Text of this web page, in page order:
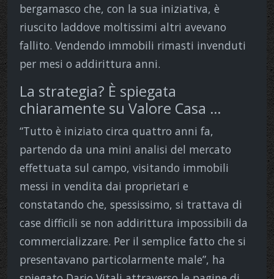
bergamasco che, con la sua iniziativa, è
riuscito laddove moltissimi altri avevano
fallito. Vendendo immobili rimasti invenduti
per mesi o addirittura anni.
La strategia? È spiegata
chiaramente su Valore Casa …
“Tutto è iniziato circa quattro anni fa,
partendo da una mini analisi del mercato
effettuata sul campo, visitando immobili
messi in vendita dai proprietari e
constatando che, spessissimo, si trattava di
case difficili se non addirittura impossibili da
commercializzare. Per il semplice fatto che si
presentavano particolarmente male”, ha